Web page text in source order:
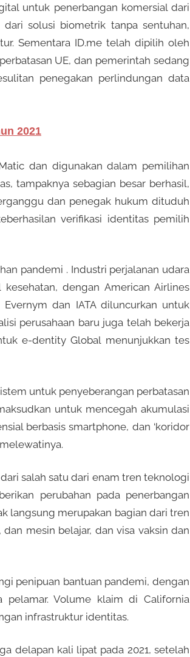
untuk penerbangan komersial dari
solusi biometrik tanpa sentuhan,
Sementara ID.me telah dipilih oleh
UE, dan pemerintah sedang
penegakan perlindungan data
2021
dan digunakan dalam pemilihan
tampaknya sebagian besar berhasil,
dan penegak hukum dituduh
verifikasi identitas pemilih
pandemi . Industri perjalanan udara
dengan American Airlines
dan IATA diluncurkan untuk
perusahaan baru juga telah bekerja
e-dentity Global menunjukkan tes
untuk penyeberangan perbatasan
untuk mencegah akumulasi
berbasis smartphone, dan ‘koridor
salah satu dari enam tren teknologi
perubahan pada penerbangan
langsung merupakan bagian dari tren
mesin belajar, dan visa vaksin dan
penipuan bantuan pandemi, dengan
Volume klaim di California
infrastruktur identitas.
delapan kali lipat pada 2021, setelah